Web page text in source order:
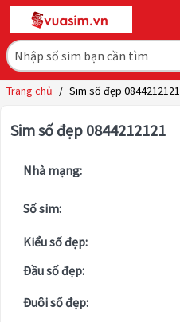
Trang chủ / Sim số đẹp 0844212121
Sim số đẹp 0844212121
Nhà mạng:
Số sim:
Kiểu số đẹp:
Đầu số đẹp:
Đuôi số đẹp: